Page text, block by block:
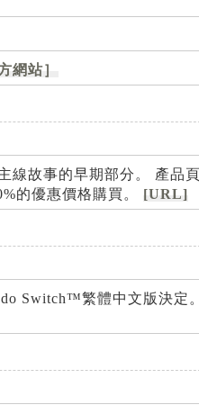
網站］
線故事的早期部分。 產品
的優惠價格購買。 [URL]
Switch™繁體中文版決定